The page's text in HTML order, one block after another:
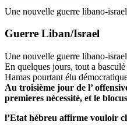
Une nouvelle guerre libano-
Guerre Liban/Israel
Une nouvelle guerre libano-
En quelques jours, tout a
Hamas pourtant élu
Au troisième jour de l’
premieres nécessité, et le
l’Etat hébreu affirme vouloir